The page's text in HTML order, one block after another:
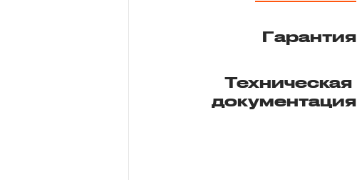
Гарантия
Техническая
документация